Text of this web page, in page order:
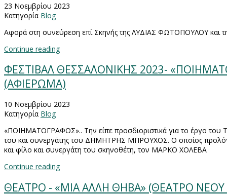
23 Νοεμβρίου 2023
Κατηγορία Blog
Αφορά στη συνεύρεση επί Σκηνής της ΛΥΔΙΑΣ ΦΩΤΟΠΟΥΛΟΥ και
Continue reading
ΦΕΣΤΙΒΑΛ ΘΕΣΣΑΛΟΝΙΚΗΣ 2023-
(ΑΦΙΕΡΩΜΑ)
10 Νοεμβρίου 2023
Κατηγορία Blog
«ΠΟΙΗΜΑΤΟΓΡΑΦΟΣ».. Την είπε προσδιοριστικά για το έργο
του και συνεργάτης του ΔΗΜΗΤΡΗΣ ΜΠΡΟΥΧΟΣ. Ο οποίος
και φίλο και συνεργάτη του σκηνοθέτη, τον ΜΑΡΚΟ ΧΟΛΕΒΑ
Continue reading
ΘΕΑΤΡΟ - «ΜΙΑ ΑΛΛΗ ΘΗΒΑ» (ΘΕΑΤΡΟ